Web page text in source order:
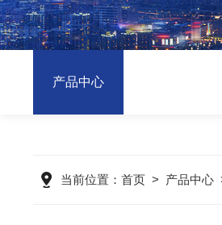
产品中心
当前位置： 首页> 产品中心